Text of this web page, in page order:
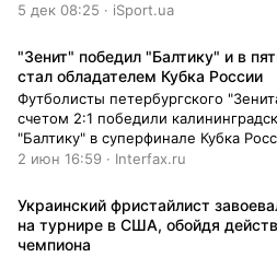
5 дек 08:25 · iSport.ua
"Зенит" победил "Балтику" и в
стал обладателем Кубка России
Футболисты петербургского
счетом 2:1 победили
"Балтику" в суперфинале Кубка
2 июн 16:59 · Interfax.ru
Украинский фристайлист
на турнире в США, обойдя
чемпиона